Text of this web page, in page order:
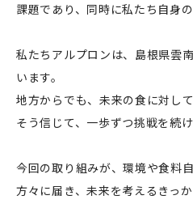
課題であり、同時に私たち自身
私たちアルプロンは、島根県雲
います。
地方からでも、未来の食に対し
そう信じて、一歩ずつ挑戦を続け
今回の取り組みが、環境や食料
方々に届き、未来を考えるきっ